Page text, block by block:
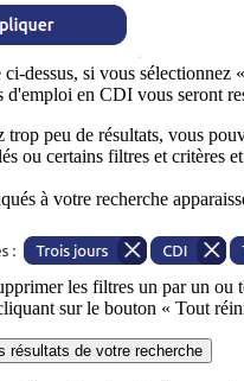
dessus, si vous sélectionnez
d'emploi en CDI vous seront
trop peu de résultats, vous
ou certains filtres et critères
à votre recherche
les filtres un par un ou
sur le bouton « Tout
résultats de votre recherche